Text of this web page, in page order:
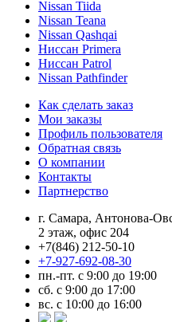
Nissan Tiida
Nissan Teana
Nissan Qashqai
Ниссан Primera
Ниссан Patrol
Nissan Pathfinder
Как сделать заказ
Мои заказы
Профиль пользователя
Обратная связь
О компании
Контакты
Партнерство
г. Самара, Антонова-
2 этаж, офис 204
+7(846) 212-50-10
+7-927-692-08-30
пн.-пт. с 9:00 до 19:00
сб. с 9:00 до 17:00
вс. с 10:00 до 16:00